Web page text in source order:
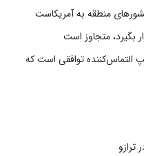
منطقه به آمریکاست
بگیرد، متجاوز است
التماس‌کننده توافقی است که